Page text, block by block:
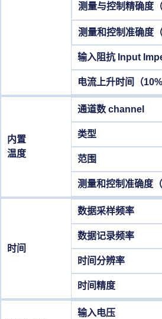
测量与控制精确度
测量和控制准确度
输入阻抗 Input
电流上升时间（
内置
温度
通道数 channel
类型
范围
测量和控制准确度
时间
数据采样频率
数据记录频率
时间分辨率
时间精度
输入电压